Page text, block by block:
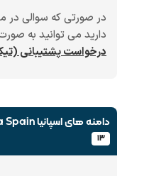
دارید می توانید به صورت 24 ساعته از
درخواست پشتیبانی
دامنه های اسپانیا España Spain
۱۳